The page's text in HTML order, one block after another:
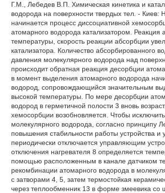
Г.М., Лебедев В.П. Химическая кинетика и
водорода на поверхности твердых тел. -
начинается процесс диссоциативной
атомарного водорода катализатором.
температуры, скорость реакции абсорбции
катализатора. Количество абсорбированного
давления молекулярного водорода над
происходит обратная реакция десорбции
в момент выделения атомарного водорода
водород, сопровождающийся значительным
высокой температуры. По мере десорбции
водород в герметичной полости 3 вновь
хемосорбции возобновляется. Чтобы
молекулярного водорода, согласно принципу
повышения стабильности работы устройства и
периодически отключается управляющим
отключения нагревателя 8 определяется
помощью расположенным в канале датчиком
рекомбинации атомарного водорода в
с затворами 4, 5, затем термостойкая
через теплообменник 13 в форме змеевика